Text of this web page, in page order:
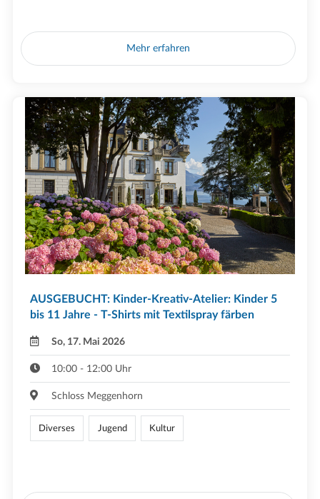
Mehr erfahren
AUSGEBUCHT: Kinder-Kreativ-Atelier: Kinder 5
bis 11 Jahre - T-Shirts mit Textilspray färben
So, 17. Mai 2026
10:00 - 12:00 Uhr
Schloss Meggenhorn
Diverses Jugend Kultur